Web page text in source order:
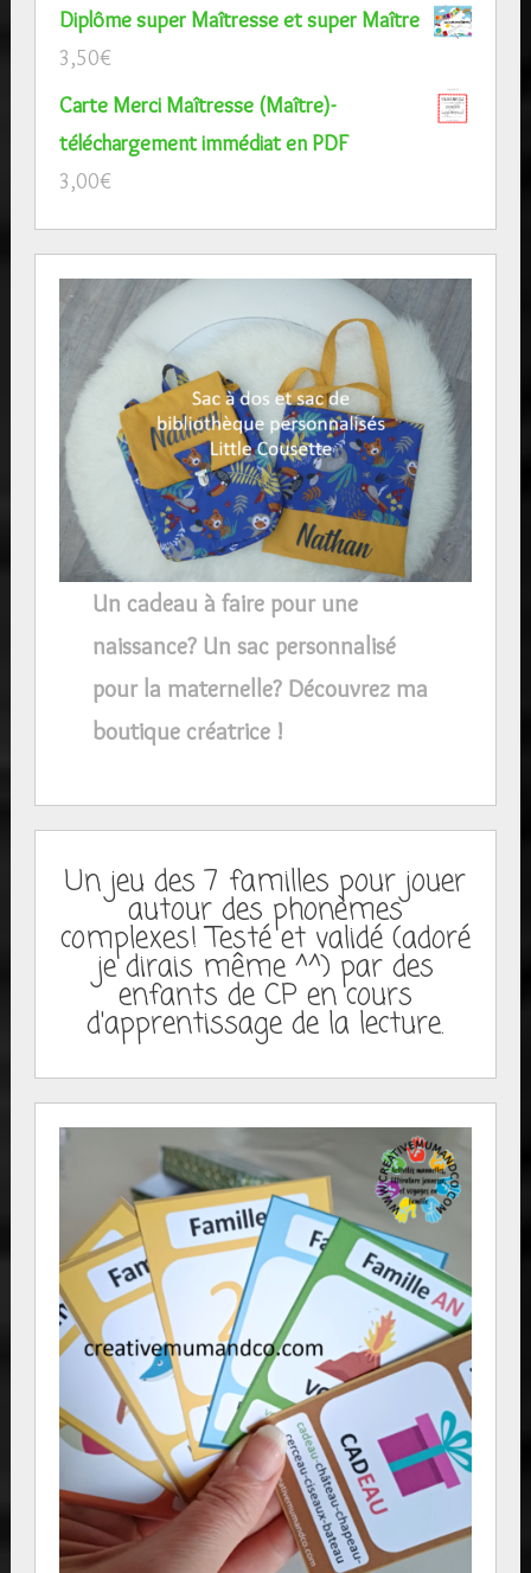
Diplôme super Maîtresse et super Maître
3,50€
Carte Merci Maîtresse (Maître)-
téléchargement immédiat en PDF
3,00€
Un cadeau à faire pour une
naissance? Un sac personnalisé
pour la maternelle? Découvrez ma
boutique créatrice !
Un jeu des 7 familles pour jouer
autour des phonèmes
complexes! Testé et validé (adoré
je dirais même ^^) par des
enfants de CP en cours
d'apprentissage de la lecture.